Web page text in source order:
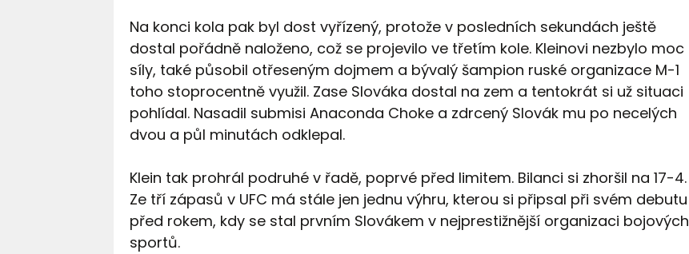
Na konci kola pak byl dost vyřízený, protože v posledních sekundách ještě
dostal pořádně naloženo, což se projevilo ve třetím kole. Kleinovi nezbylo moc
síly, také působil otřeseným dojmem a bývalý šampion ruské organizace M-1
toho stoprocentně využil. Zase Slováka dostal na zem a tentokrát si už situaci
pohlídal. Nasadil submisi Anaconda Choke a zdrcený Slovák mu po necelých
dvou a půl minutách odklepal.
Klein tak prohrál podruhé v řadě, poprvé před limitem. Bilanci si zhoršil na 17-4.
Ze tří zápasů v UFC má stále jen jednu výhru, kterou si připsal při svém debutu
před rokem, kdy se stal prvním Slovákem v nejprestižnější organizaci bojových
sportů.